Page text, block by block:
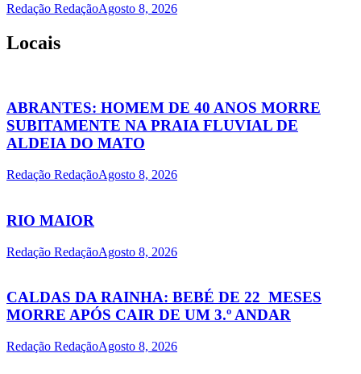
Redação RedaçãoAgosto 8, 2026
Locais
ABRANTES: HOMEM DE 40 ANOS MORRE
SUBITAMENTE NA PRAIA FLUVIAL DE
ALDEIA DO MATO
Redação RedaçãoAgosto 8, 2026
RIO MAIOR
Redação RedaçãoAgosto 8, 2026
CALDAS DA RAINHA: BEBÉ DE 22 MESES
MORRE APÓS CAIR DE UM 3.º ANDAR
Redação RedaçãoAgosto 8, 2026